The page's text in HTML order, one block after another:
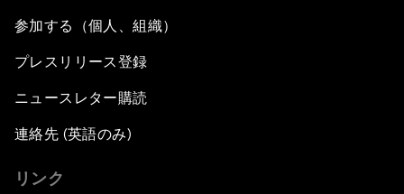
参加する（個人、組織）
プレスリリース登録
ニュースレター購読
連絡先 (英語のみ)
リンク